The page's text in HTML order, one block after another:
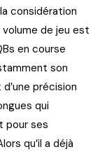
considération
de jeu est
en course
son
précision
qui
pour ses
qu’il a déjà